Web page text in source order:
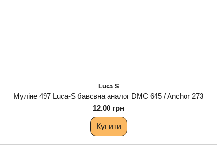
Luca-S
Муліне 497 Luca-S бавовна аналог DMC 645 / Anchor 273
12.00 грн
Купити